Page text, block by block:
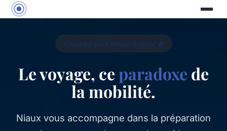
S'évader pour mieux respirer 🌿
Le voyage, ceparadoxe de
la mobilité.
Niaux vous accompagne dans la préparation